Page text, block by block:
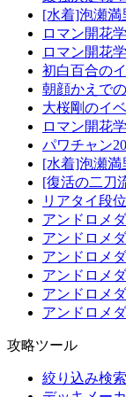
[水着]泡瀬満
ロマン開花
ロマン開花
初白百合の
朝顔かえで
大桜剛のイ
ロマン開花
パワチャン
[水着]泡瀬満
[復活の二刀
リアタイ段
アンドロメ
アンドロメ
アンドロメ
アンドロメ
アンドロメ
アンドロメ
攻略ツール
絞り込み検